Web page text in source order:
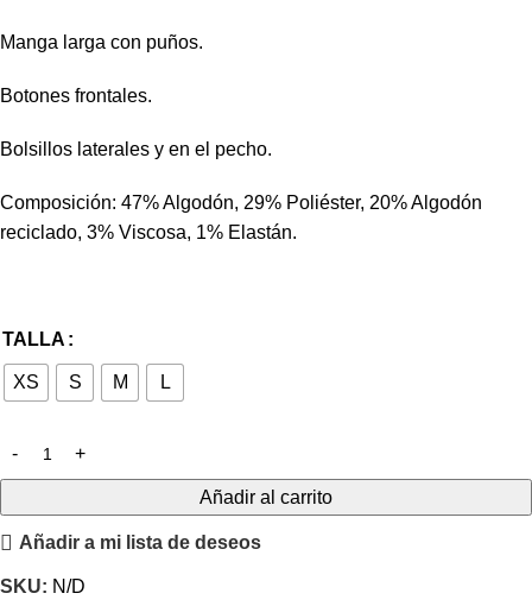
Manga larga con puños.
Botones frontales.
Bolsillos laterales y en el pecho.
Composición: 47% Algodón, 29% Poliéster, 20% Algodón
reciclado, 3% Viscosa, 1% Elastán.
TALLA
XS S M L
Añadir al carrito
Añadir a mi lista de deseos
SKU: N/D